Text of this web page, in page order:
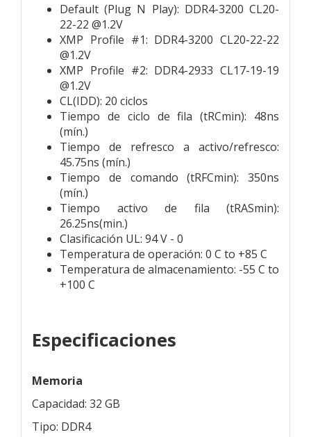
Default (Plug N Play): DDR4-3200 CL20-
22-22 @1.2V
XMP Profile #1: DDR4-3200 CL20-22-22
@1.2V
XMP Profile #2: DDR4-2933 CL17-19-19
@1.2V
CL(IDD): 20 ciclos
Tiempo de ciclo de fila (tRCmin): 48ns
(mín.)
Tiempo de refresco a activo/refresco:
45.75ns (mín.)
Tiempo de comando (tRFCmin): 350ns
(mín.)
Tiempo activo de fila (tRASmin):
26.25ns(min.)
Clasificación UL: 94 V - 0
Temperatura de operación: 0 C to +85 C
Temperatura de almacenamiento: -55 C to
+100 C
Especificaciones
Memoria
Capacidad: 32 GB
Tipo: DDR4